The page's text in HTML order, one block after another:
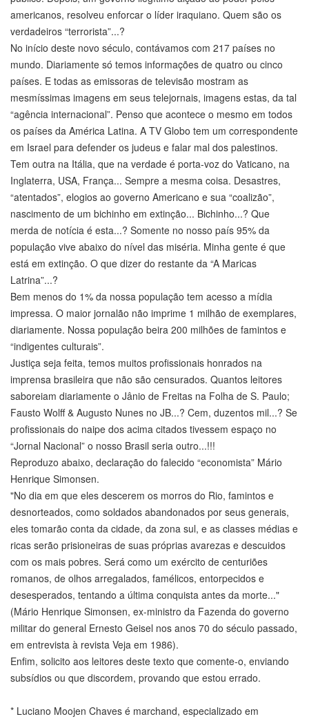
americanos, resolveu enforcar o líder iraquiano. Quem são os
verdadeiros “terrorista”...?
No início deste novo século, contávamos com 217 países no
mundo. Diariamente só temos informações de quatro ou cinco
países. E todas as emissoras de televisão mostram as
mesmíssimas imagens em seus telejornais, imagens estas, da tal
“agência internacional”. Penso que acontece o mesmo em todos
os países da América Latina. A TV Globo tem um correspondente
em Israel para defender os judeus e falar mal dos palestinos.
Tem outra na Itália, que na verdade é porta-voz do Vaticano, na
Inglaterra, USA, França... Sempre a mesma coisa. Desastres,
“atentados”, elogios ao governo Americano e sua “coalizão”,
nascimento de um bichinho em extinção... Bichinho...? Que
merda de notícia é esta...? Somente no nosso país 95% da
população vive abaixo do nível das miséria. Minha gente é que
está em extinção. O que dizer do restante da “A Maricas
Latrina”...?
Bem menos do 1% da nossa população tem acesso a mídia
impressa. O maior jornalão não imprime 1 milhão de exemplares,
diariamente. Nossa população beira 200 milhões de famintos e
“indigentes culturais”.
Justiça seja feita, temos muitos profissionais honrados na
imprensa brasileira que não são censurados. Quantos leitores
saboreiam diariamente o Jânio de Freitas na Folha de S. Paulo;
Fausto Wolff & Augusto Nunes no JB...? Cem, duzentos mil...? Se
profissionais do naipe dos acima citados tivessem espaço no
“Jornal Nacional” o nosso Brasil seria outro...!!!
Reproduzo abaixo, declaração do falecido “economista” Mário
Henrique Simonsen.
"No dia em que eles descerem os morros do Rio, famintos e
desnorteados, como soldados abandonados por seus generais,
eles tomarão conta da cidade, da zona sul, e as classes médias e
ricas serão prisioneiras de suas próprias avarezas e descuidos
com os mais pobres. Será como um exército de centuriões
romanos, de olhos arregalados, famélicos, entorpecidos e
desesperados, tentando a última conquista antes da morte..."
(Mário Henrique Simonsen, ex-ministro da Fazenda do governo
militar do general Ernesto Geisel nos anos 70 do século passado,
em entrevista à revista Veja em 1986).
Enfim, solicito aos leitores deste texto que comente-o, enviando
subsídios ou que discordem, provando que estou errado.
* Luciano Moojen Chaves é marchand, especializado em